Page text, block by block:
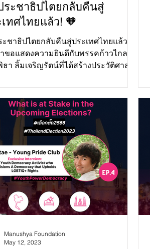
ระชาธิปไตยกลับคืนสู่
ทศไทยแล้ว! 🧡
ะชาธิปไตยกลับคืนสู่ประเทศไทยแล้ว!
าขอแสดงความยินดีกับพรรคก้าวไกล
ธา ลิ้มเจริญรัตน์ที่ได้สร้างประวัติศาสตร์
Manushya Foundation
May 12, 2023